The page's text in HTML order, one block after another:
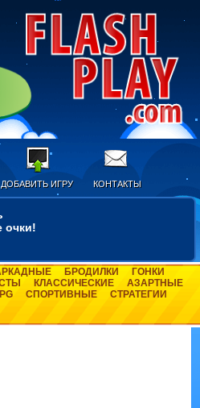
ДОБАВИТЬ ИГРУ КОНТАКТЫ
очки!
БРОДИЛКИ
ГОНКИ
КЛАССИЧЕСКИЕ
АЗАРТНЫЕ
СПОРТИВНЫЕ
СТРАТЕГИИ